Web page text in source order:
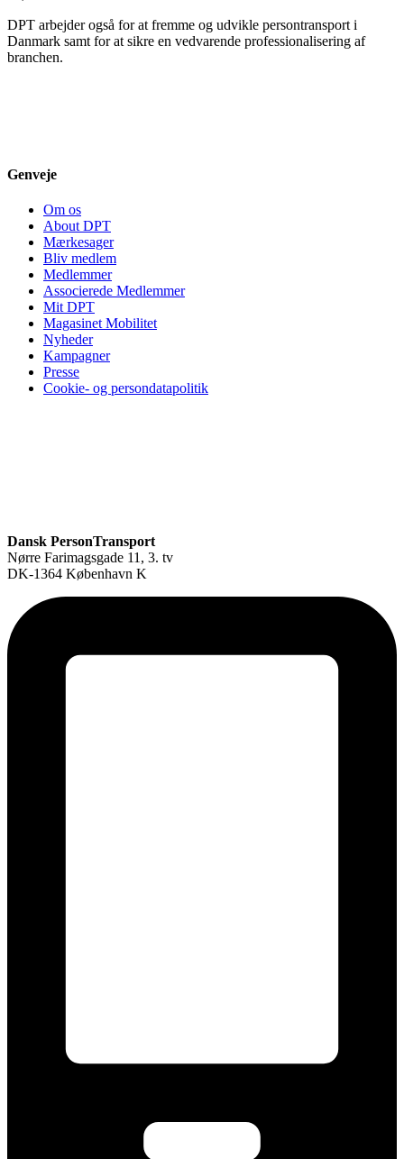
DPT arbejder også for at fremme og udvikle persontransport i
Danmark samt for at sikre en vedvarende professionalisering af
branchen.
Genveje
Om os
About DPT
Mærkesager
Bliv medlem
Medlemmer
Associerede Medlemmer
Mit DPT
Magasinet Mobilitet
Nyheder
Kampagner
Presse
Cookie- og persondatapolitik
Dansk PersonTransport
Nørre Farimagsgade 11, 3. tv
DK-1364 København K